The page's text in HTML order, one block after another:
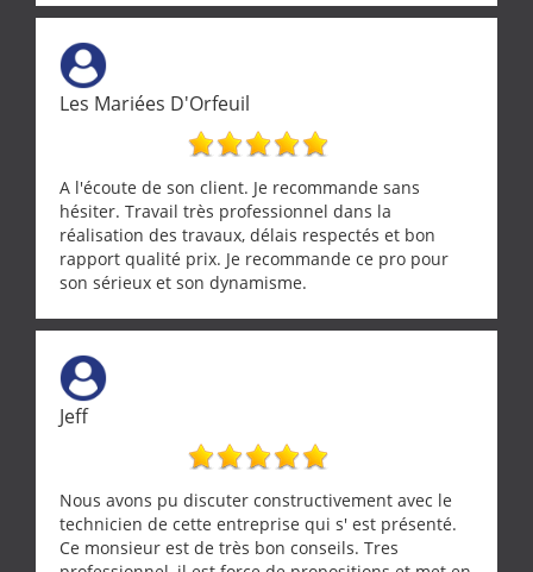
tourterelle et s’est ensuite patiemment occupé de
l’oiseau jusqu’à ce qu’il reprenne ses esprits et
puisse s’envoler. Après quoi il a procédé au
ramonage de notre insert avec dextérité et une
grande propreté, nous gratifiant également de
nombreux conseils concernant d’autres sujets. Un
entrepreneur comme on souhaite en rencontrer.
Encore un grand merci à lui.
Les Mariées D'Orfeuil
A l'écoute de son client. Je recommande sans
hésiter. Travail très professionnel dans la
réalisation des travaux, délais respectés et bon
rapport qualité prix. Je recommande ce pro pour
son sérieux et son dynamisme.
Jeff
Nous avons pu discuter constructivement avec le
technicien de cette entreprise qui s' est présenté.
Ce monsieur est de très bon conseils. Tres